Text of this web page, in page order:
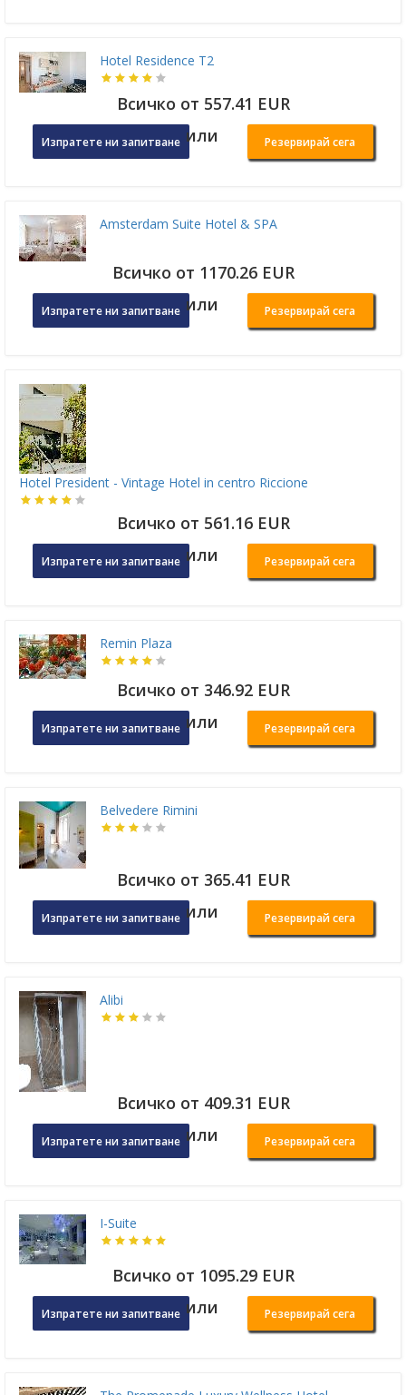
Hotel Residence T2
Всичко от 557.41 EUR
Изпратете ни запитване или Резервирай сега
Amsterdam Suite Hotel & SPA
Всичко от 1170.26 EUR
Изпратете ни запитване или Резервирай сега
Hotel President - Vintage Hotel in centro Riccione
Всичко от 561.16 EUR
Изпратете ни запитване или Резервирай сега
Remin Plaza
Всичко от 346.92 EUR
Изпратете ни запитване или Резервирай сега
Belvedere Rimini
Всичко от 365.41 EUR
Изпратете ни запитване или Резервирай сега
Alibi
Всичко от 409.31 EUR
Изпратете ни запитване или Резервирай сега
I-Suite
Всичко от 1095.29 EUR
Изпратете ни запитване или Резервирай сега